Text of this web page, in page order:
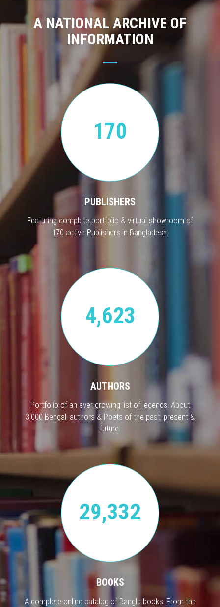
A NATIONAL ARCHIVE OF
INFORMATION
170
PUBLISHERS
Featuring complete portfolio & virtual showroom of
170 active Publishers in Bangladesh.
4,623
AUTHORS
Portfolio of an ever growing list of legends. About
3,000 Bengali authors & Poets of the past, present &
future.
29,332
BOOKS
A complete online catalog of Bangla books. From the